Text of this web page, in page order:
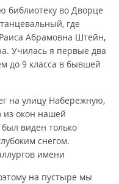
библиотеку во Дворце
где
Абрамовна Штейн,
Училась я первые два
до 9 класса в бывшей
на улицу Набережную,
окон нашей
виден только
снегом.
имени
на пустыре мы